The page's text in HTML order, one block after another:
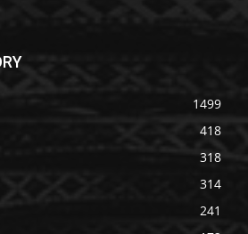
1499
418
318
314
241